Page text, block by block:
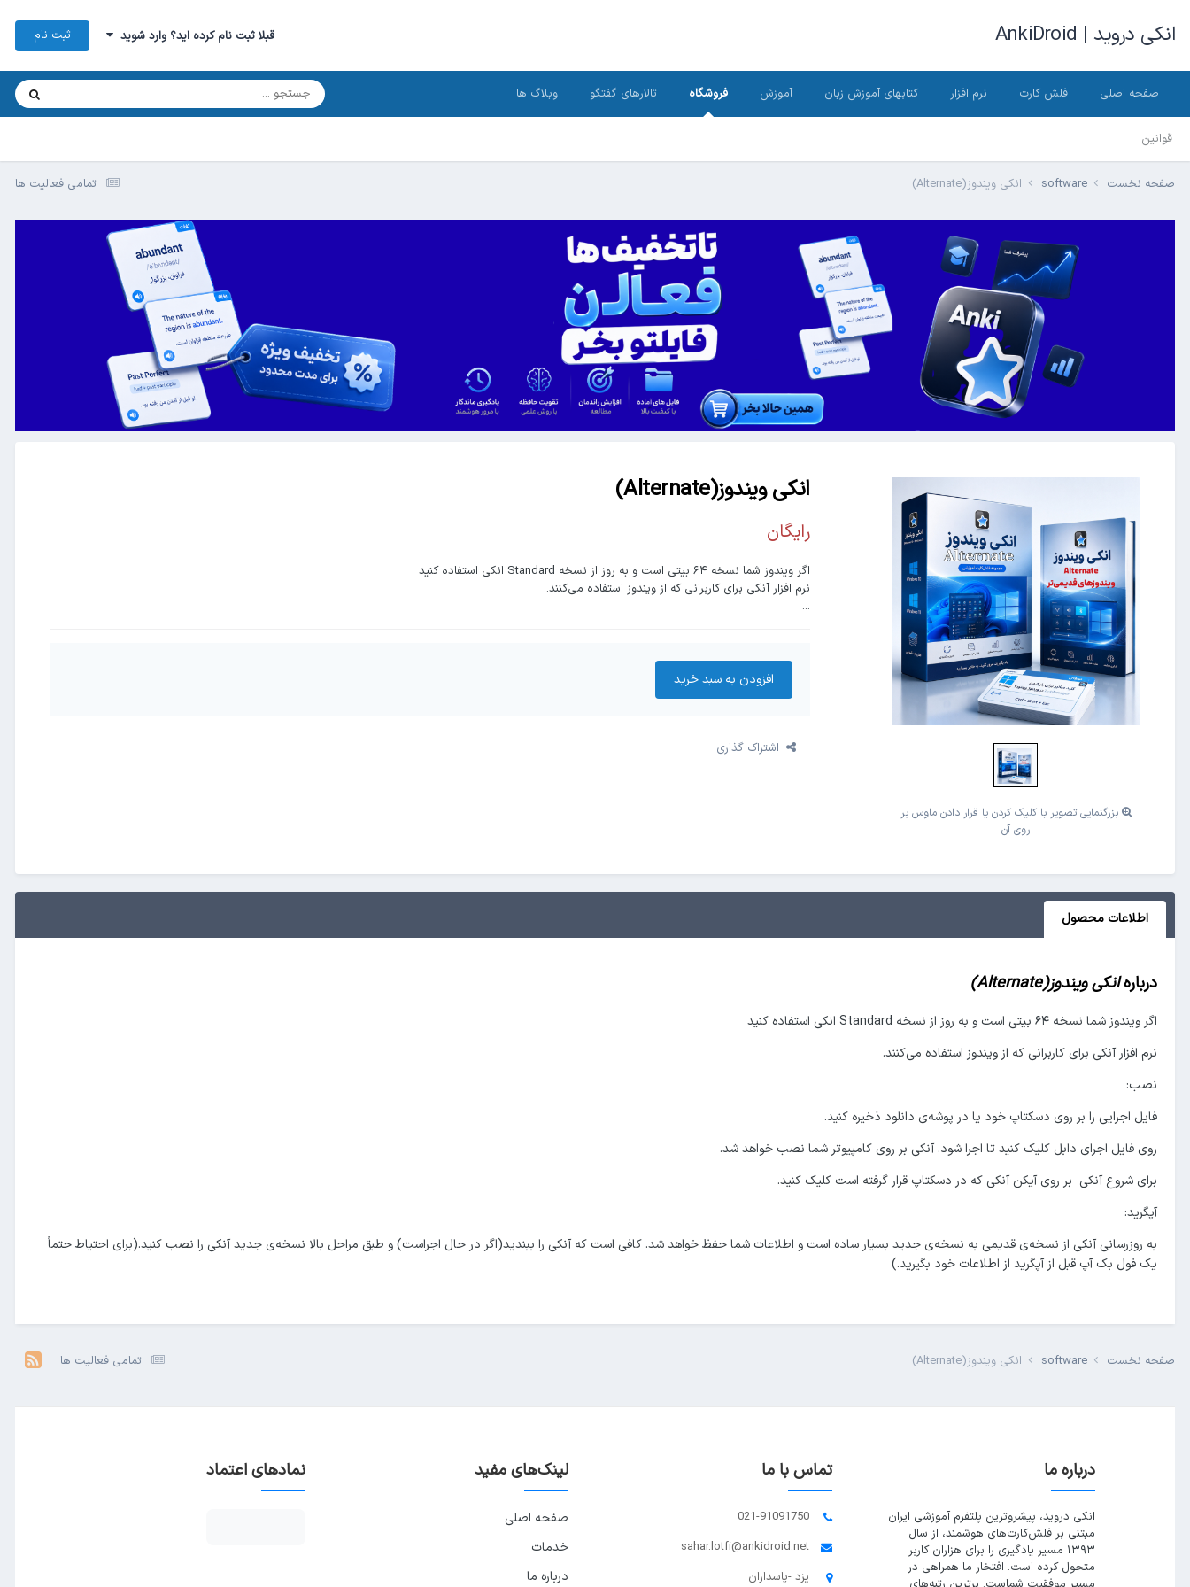
انکی دروید | AnkiDroid قبلا ثبت نام کرده اید؟ وارد شوید ثبت نام
صفحه اصلی فلش کارت نرم افزار کتابهای آموزش زبان آموزش فروشگاه
قوانین
تالارهای گفتگو وبلاگ ها
تمامی فعالیت ها صفحه نخست software انکی ویندوز(Alternate)
بزرگنمایی تصویر با کلیک کردن یا قرار دادن ماوس بر
روی آن
انکی ویندوز(Alternate)
رایگان
اگر ویندوز شما نسخه ۶۴ بیتی است و به روز از نسخه Standard انکی استفاده کنید
نرم افزار آنکی برای کاربرانی که از ویندوز استفاده می‌کنند.
...
افزودن به سبد‌ خرید
اشتراک گذاری
اطلاعات محصول
دربارهانکی ویندوز(Alternate)
اگر ویندوز شما نسخه ۶۴ بیتی است و به روز از نسخه Standard انکی استفاده کنید
نرم افزار آنکی برای کاربرانی که از ویندوز استفاده می‌کنند.
نصب:
فایل اجرایی را بر روی دسکتاپ خود یا در پوشه‌ی دانلود ذخیره کنید.
روی فایل اجرای دابل کلیک کنید تا اجرا شود. آنکی بر روی کامپیوتر شما نصب خواهد شد.
برای شروع آنکی بر روی آیکن آنکی که در دسکتاپ قرار گرفته است کلیک کنید.
آپگرید:
به روزرسانی آنکی از نسخه‌ی قدیمی به نسخه‌ی جدید بسیار ساده است و اطلاعات شما حفظ خواهد شد. کافی است که آنکی را ببندید(اگر در حال اجراست) و طبق مراحل بالا نسخه‌ی جدید آنکی را نصب کنید.(برای احتیاط حتماً
یک فول بک آپ قبل از آپگرید از اطلاعات خود بگیرید.)
تمامی فعالیت ها صفحه نخست software انکی ویندوز(Alternate)
درباره ما
انکی دروید، پیشروترین پلتفرم آموزشی ایران
مبتنی بر فلش‌کارت‌های هوشمند، از سال
۱۳۹۳ مسیر یادگیری را برای هزاران کاربر
متحول کرده است. افتخار ما همراهی در
تماس با ما
021-91091750
sahar.lotfi@ankidroid.net
یزد -پاسداران
لینک‌های مفید
صفحه اصلی
خدمات
درباره ما
نمادهای اعتماد